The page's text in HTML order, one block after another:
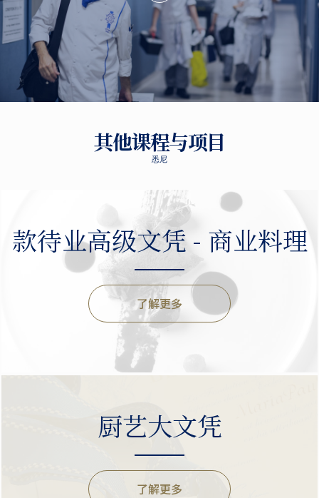
其他课程与项目
悉尼
款待业高级文凭 - 商业料理
了解更多
厨艺大文凭
了解更多